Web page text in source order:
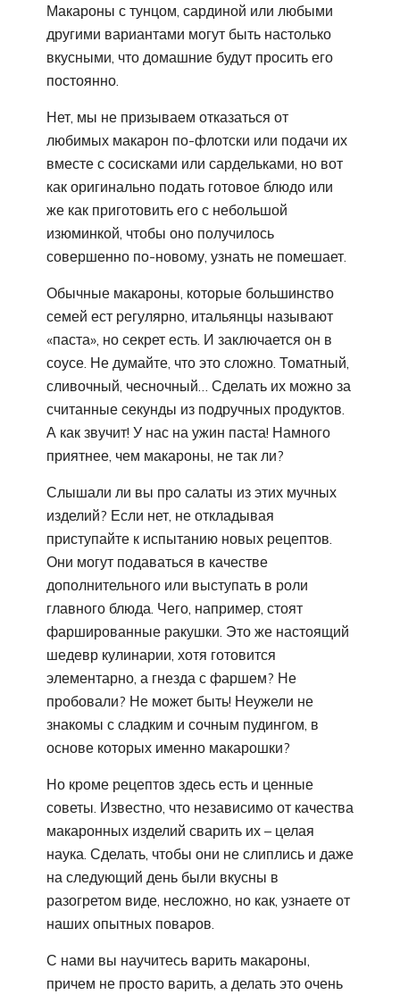
Макароны с тунцом, сардиной или любыми
другими вариантами могут быть настолько
вкусными, что домашние будут просить его
постоянно.
Нет, мы не призываем отказаться от
любимых макарон по-флотски или подачи их
вместе с сосисками или сардельками, но вот
как оригинально подать готовое блюдо или
же как приготовить его с небольшой
изюминкой, чтобы оно получилось
совершенно по-новому, узнать не помешает.
Обычные макароны, которые большинство
семей ест регулярно, итальянцы называют
«паста», но секрет есть. И заключается он в
соусе. Не думайте, что это сложно. Томатный,
сливочный, чесночный… Сделать их можно за
считанные секунды из подручных продуктов.
А как звучит! У нас на ужин паста! Намного
приятнее, чем макароны, не так ли?
Слышали ли вы про салаты из этих мучных
изделий? Если нет, не откладывая
приступайте к испытанию новых рецептов.
Они могут подаваться в качестве
дополнительного или выступать в роли
главного блюда. Чего, например, стоят
фаршированные ракушки. Это же настоящий
шедевр кулинарии, хотя готовится
элементарно, а гнезда с фаршем? Не
пробовали? Не может быть! Неужели не
знакомы с сладким и сочным пудингом, в
основе которых именно макарошки?
Но кроме рецептов здесь есть и ценные
советы. Известно, что независимо от качества
макаронных изделий сварить их – целая
наука. Сделать, чтобы они не слиплись и даже
на следующий день были вкусны в
разогретом виде, несложно, но как, узнаете от
наших опытных поваров.
С нами вы научитесь варить макароны,
причем не просто варить, а делать это очень